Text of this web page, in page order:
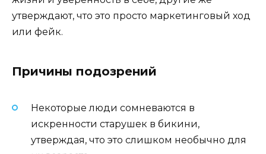
утверждают, что это просто маркетинговый ход
или фейк.
Причины подозрений
Некоторые люди сомневаются в
искренности старушек в бикини,
утверждая, что это слишком необычно для